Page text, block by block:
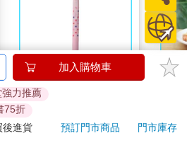
筆，寫了兩三個字，才發現還有更
重刻下，我一時腦袋打結，困在超難
下這個「比較差的句子」，還是要擦
總筆畫數會比較少？心念電轉，我
案，一定都比「一開始就寫最省力
無可追，我再也無法踏入同樣的河流
三筆的平行時空裡了。思及此，幼時
文簿淹成了4H鉛筆也無法挽救的水鄉
必須寫作的場合。大人們很難理
百樂果汁筆0.5 PURE
聯名 頂級白桃(限量)
84 特價 38 元 75 折
加入購物車
力推薦
75折
後進貨 預訂門市商品
門市庫存